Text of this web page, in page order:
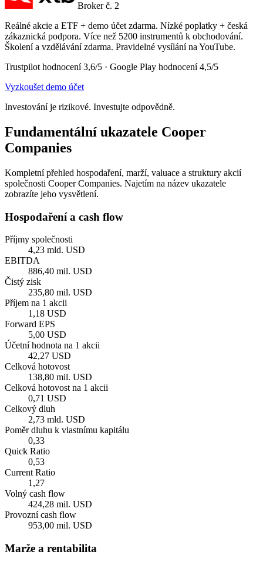
Broker č. 2
Reálné akcie a ETF + demo účet zdarma. Nízké poplatky + česká
zákaznická podpora. Více než 5200 instrumentů k obchodování.
Školení a vzdělávání zdarma. Pravidelné vysílání na YouTube.
Trustpilot hodnocení 3,6/5 · Google Play hodnocení 4,5/5
Vyzkoušet demo účet
Investování je rizikové. Investujte odpovědně.
Fundamentální ukazatele Cooper
Companies
Kompletní přehled hospodaření, marží, valuace a struktury akcií
společnosti Cooper Companies. Najetím na název ukazatele
zobrazíte jeho vysvětlení.
Hospodaření a cash flow
Příjmy společnosti
4,23 mld. USD
EBITDA
886,40 mil. USD
Čistý zisk
235,80 mil. USD
Příjem na 1 akcii
1,18 USD
Forward EPS
5,00 USD
Účetní hodnota na 1 akcii
42,27 USD
Celková hotovost
138,80 mil. USD
Celková hotovost na 1 akcii
0,71 USD
Celkový dluh
2,73 mld. USD
Poměr dluhu k vlastnímu kapitálu
0,33
Quick Ratio
0,53
Current Ratio
1,27
Volný cash flow
424,28 mil. USD
Provozní cash flow
953,00 mil. USD
Marže a rentabilita